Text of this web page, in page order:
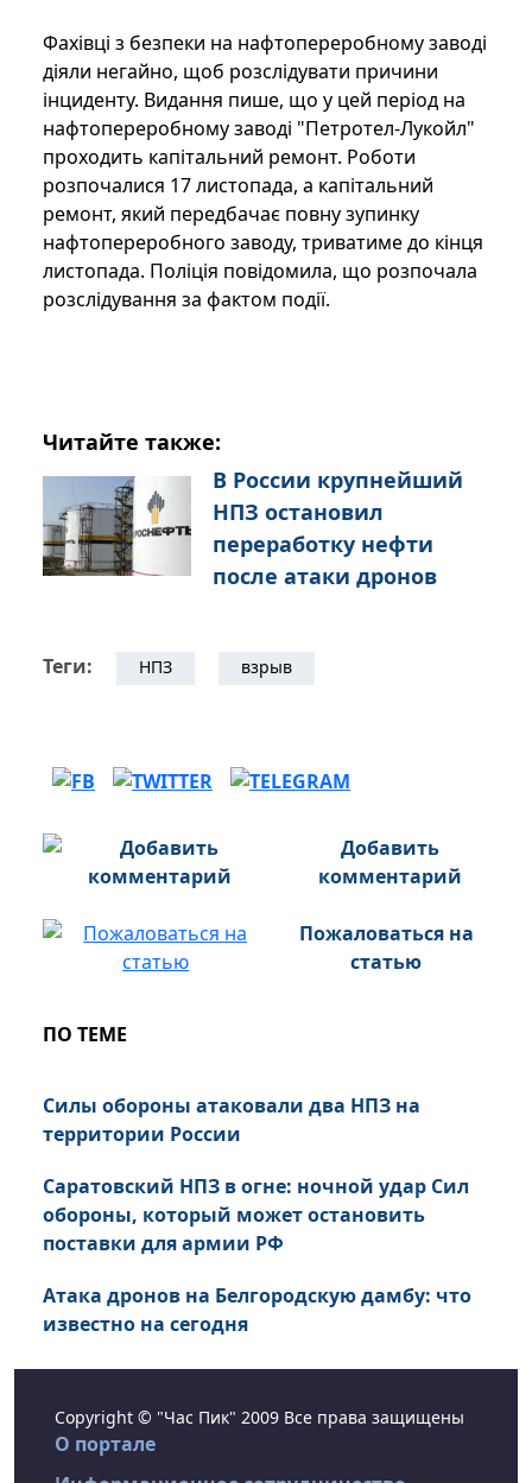
Фахівці з безпеки на нафтопереробному заводі
діяли негайно, щоб розслідувати причини
інциденту. Видання пише, що у цей період на
нафтопереробному заводі "Петротел-Лукойл"
проходить капітальний ремонт. Роботи
розпочалися 17 листопада, а капітальний
ремонт, який передбачає повну зупинку
нафтопереробного заводу, триватиме до кінця
листопада. Поліція повідомила, що розпочала
розслідування за фактом події.
Читайте также:
В России крупнейший
НПЗ остановил
переработку нефти
после атаки дронов
Теги: НПЗ взрыв
Добавить
комментарий
Пожаловаться на
статью
ПО ТЕМЕ
Силы обороны атаковали два НПЗ на
территории России
Саратовский НПЗ в огне: ночной удар Сил
обороны, который может остановить
поставки для армии РФ
Атака дронов на Белгородскую дамбу: что
известно на сегодня
Copyright © "Час Пик" 2009 Все права защищены
О портале